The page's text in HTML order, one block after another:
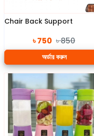
Chair Back Support
৳ 750 ৳ 850
অর্ডার করুন